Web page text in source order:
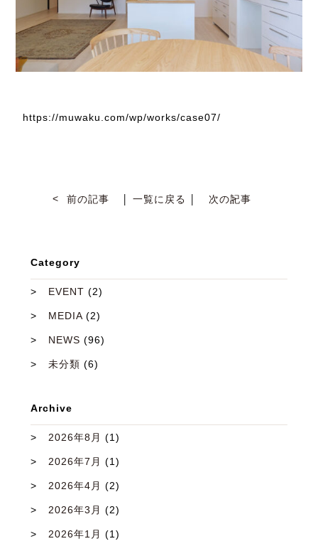
https://muwaku.com/wp/works/case07/
前の記事 一覧に戻る 次の記事
Category
EVENT (2)
MEDIA(2)
NEWS (96)
未分類 (6)
Archive
2026年8月 (1)
2026年7月 (1)
2026年4月 (2)
2026年3月 (2)
2026年1月 (1)